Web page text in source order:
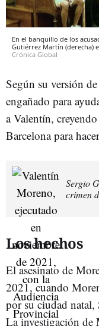
En el banquillo de los
Gutiérrez Martín (derecha)
Crónica Global
Según su versión
engañado para
a Valentín,
Barcelona para
Sergio
crimen
Los hechos
El asesinato de
2021, cuando
por su ciudad natal,
La investigación de